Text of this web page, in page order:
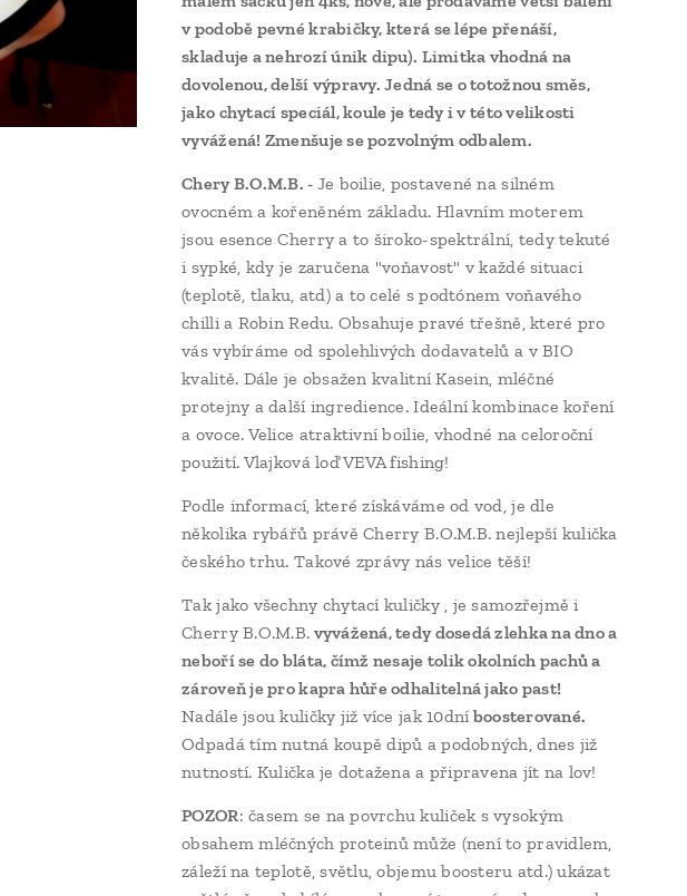
v podobě pevné krabičky, která se lépe přenáší,
skladuje a nehrozí únik dipu). Limitka vhodná na
dovolenou, delší výpravy. Jedná se o totožnou směs,
jako chytací speciál, koule je tedy i v této velikosti
vyvážená! Zmenšuje se pozvolným odbalem.
Chery B.O.M.B. - Je boilie, postavené na silném
ovocném a kořeněném základu. Hlavním moterem
jsou esence Cherry a to široko-spektrální, tedy tekuté
i sypké, kdy je zaručena "voňavost" v každé situaci
(teplotě, tlaku, atd) a to celé s podtónem voňavého
chilli a Robin Redu. Obsahuje pravé třešně, které pro
vás vybíráme od spolehlivých dodavatelů a v BIO
kvalitě. Dále je obsažen kvalitní Kasein, mléčné
protejny a další ingredience. Ideální kombinace koření
a ovoce. Velice atraktivní boilie, vhodné na celoroční
použití. Vlajková loď VEVA fishing!
Podle informací, které získáváme od vod, je dle
několika rybářů právě Cherry B.O.M.B. nejlepší kulička
českého trhu. Takové zprávy nás velice těší!
Tak jako všechny chytací kuličky , je samozřejmě i
Cherry B.O.M.B. vyvážená, tedy dosedá zlehka na dno a
neboří se do bláta, čímž nesaje tolik okolních pachů a
zároveň je pro kapra hůře odhalitelná jako past!
Nadále jsou kuličky již více jak 10dní boosterované.
Odpadá tím nutná koupě dipů a podobných, dnes již
nutností. Kulička je dotažena a připravena jít na lov!
POZOR: časem se na povrchu kuliček s vysokým
obsahem mléčných proteinů může (není to pravidlem,
záleží na teplotě, světlu, objemu boosteru atd.) ukázat